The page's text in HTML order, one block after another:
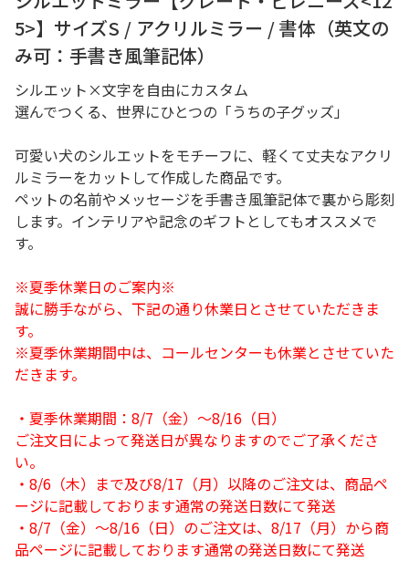
5>】サイズS / アクリルミラー / 書体（英文の
み可：手書き風筆記体）
シルエット×文字を自由にカスタム
選んでつくる、世界にひとつの「うちの子グッズ」
可愛い犬のシルエットをモチーフに、軽くて丈夫なアクリ
ルミラーをカットして作成した商品です。
ペットの名前やメッセージを手書き風筆記体で裏から彫刻
します。インテリアや記念のギフトとしてもオススメで
す。
※夏季休業日のご案内※
誠に勝手ながら、下記の通り休業日とさせていただきま
す。
※夏季休業期間中は、コールセンターも休業とさせていた
だきます。
・夏季休業期間：8/7（金）～8/16（日）
ご注文日によって発送日が異なりますのでご了承くださ
い。
・8/6（木）まで及び8/17（月）以降のご注文は、商品ペ
ージに記載しております通常の発送日数にて発送
・8/7（金）～8/16（日）のご注文は、8/17（月）から商
品ページに記載しております通常の発送日数にて発送